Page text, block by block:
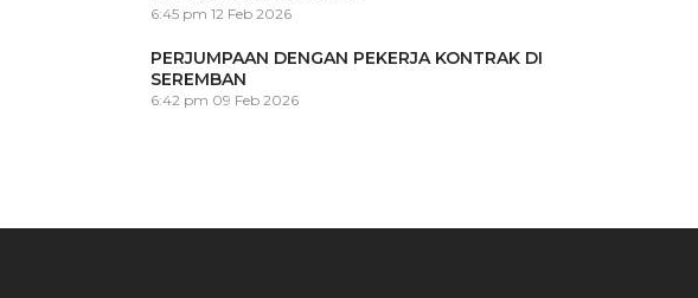
6:45 pm 12 Feb 2026
PERJUMPAAN DENGAN PEKERJA KONTRAK DI
SEREMBAN
6:42 pm 09 Feb 2026